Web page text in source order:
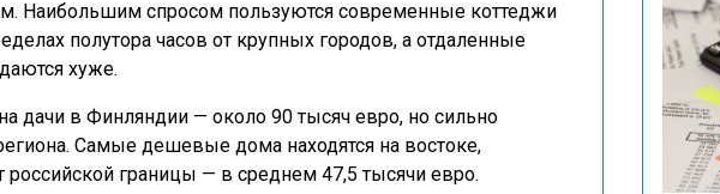
Наибольшим спросом пользуются современные коттеджи
полутора часов от крупных городов, а отдаленные
хуже.
дачи в Финляндии — около 90 тысяч евро, но сильно
Самые дешевые дома находятся на востоке,
российской границы — в среднем 47,5 тысячи евро.